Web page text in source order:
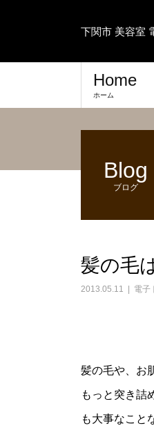
下関市 美容室
Home
ホーム
Blog
ブログ
髪の毛
2013.05.11 電子
髪の毛や、お
もっと突き詰
も大事なこと